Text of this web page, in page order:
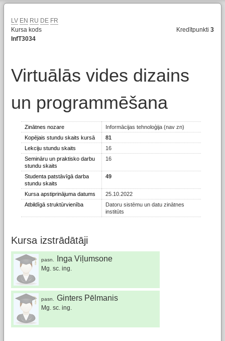
LV EN RU DE FR
Kursa kods
InfT3034
Kredītpunkti3
Virtuālās vides dizains
un programmēšana
Zinātnes nozare
Informācijas tehnoloģija (nav zn)
Kopējais stundu skaits kursā
81
Lekciju stundu skaits
16
Semināru un praktisko darbu
stundu skaits
16
Studenta patstāvīgā darba
stundu skaits
49
Kursa apstiprinājuma datums
25.10.2022
Atbildīgā struktūrvienība
Datoru sistēmu un datu zinātnes
institūts
Kursa izstrādātāji
pasn. Inga Viļumsone
Mg. sc. ing.
pasn. Ginters Pēlmanis
Mg. sc. ing.